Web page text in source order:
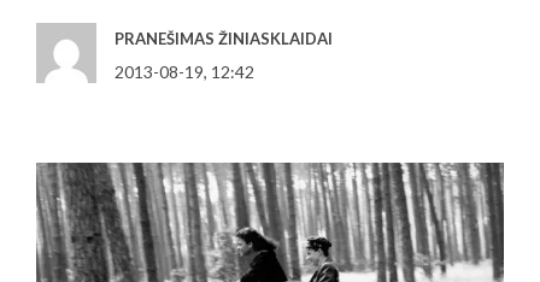
PRANEŠIMAS ŽINIASKLAIDAI
2013-08-19, 12:42